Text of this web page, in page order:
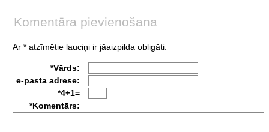
Komentāra pievienošana
Ar * atzīmētie lauciņi ir jāaizpilda obligāti.
*Vārds:
e-pasta adrese:
*4+1=
*Komentārs: